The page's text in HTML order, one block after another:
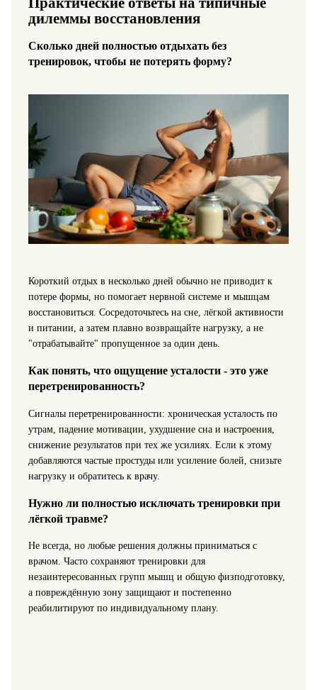
дилеммы восстановления
Сколько дней полностью отдыхать без
тренировок, чтобы не потерять форму?
Короткий отдых в несколько дней обычно не приводит к
потере формы, но помогает нервной системе и мышцам
восстановиться. Сосредоточьтесь на сне, лёгкой активности
и питании, а затем плавно возвращайте нагрузку, а не
"отрабатывайте" пропущенное за один день.
Как понять, что ощущение усталости - это уже
перетренированность?
Сигналы перетренированности: хроническая усталость по
утрам, падение мотивации, ухудшение сна и настроения,
снижение результатов при тех же усилиях. Если к этому
добавляются частые простуды или усиление болей, снизьте
нагрузку и обратитесь к врачу.
Нужно ли полностью исключать тренировки при
лёгкой травме?
Не всегда, но любые решения должны приниматься с
врачом. Часто сохраняют тренировки для
незаинтересованных групп мышц и общую физподготовку,
а повреждённую зону защищают и постепенно
реабилитируют по индивидуальному плану.